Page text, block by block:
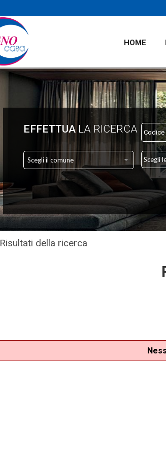
HOME
EFFETTUA LA RICERCA
Scegli il comune Scegli
Risultati della ricerca